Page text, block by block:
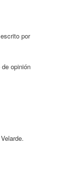
por
opinión